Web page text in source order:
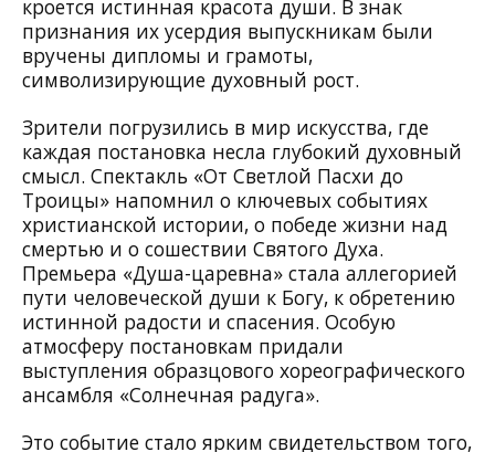
кроется истинная красота души. В знак
признания их усердия выпускникам были
вручены дипломы и грамоты,
символизирующие духовный рост.
Зрители погрузились в мир искусства, где
каждая постановка несла глубокий духовный
смысл. Спектакль «От Светлой Пасхи до
Троицы» напомнил о ключевых событиях
христианской истории, о победе жизни над
смертью и о сошествии Святого Духа.
Премьера «Душа-царевна» стала аллегорией
пути человеческой души к Богу, к обретению
истинной радости и спасения. Особую
атмосферу постановкам придали
выступления образцового хореографического
ансамбля «Солнечная радуга».
Это событие стало ярким свидетельством того,